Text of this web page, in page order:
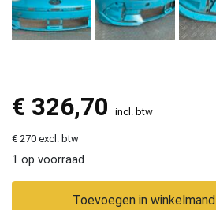
€ 326,70 incl. btw
€ 270 excl. btw
1 op voorraad
Toevoegen in winkelmand